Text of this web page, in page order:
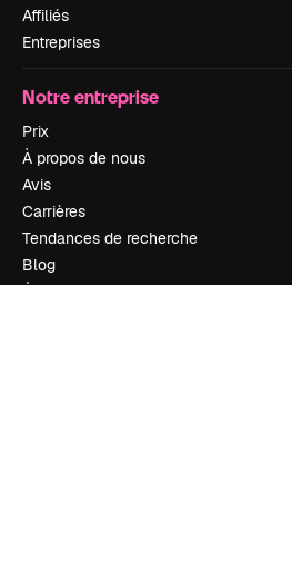
Affiliés
Entreprises
Notre entreprise
Prix
À propos de nous
Avis
Carrières
Tendances de recherche
Blog
Événements